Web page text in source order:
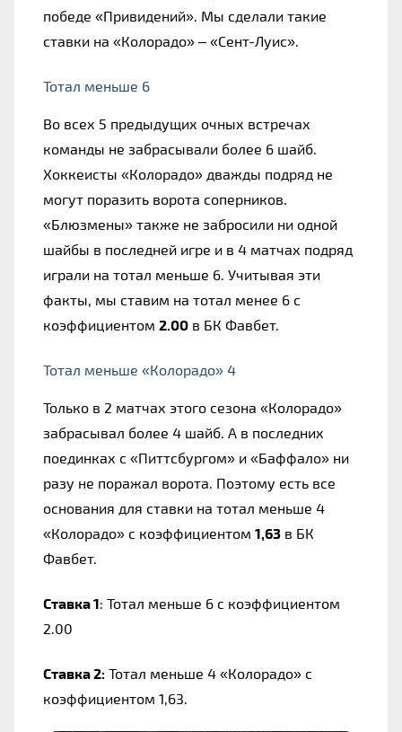
победе «Привидений». Мы сделали такие
ставки на «Колорадо» – «Сент-Луис».
Тотал меньше 6
Во всех 5 предыдущих очных встречах
команды не забрасывали более 6 шайб.
Хоккеисты «Колорадо» дважды подряд не
могут поразить ворота соперников.
«Блюзмены» также не забросили ни одной
шайбы в последней игре и в 4 матчах подряд
играли на тотал меньше 6. Учитывая эти
факты, мы ставим на тотал менее 6 с
коэффициентом 2.00 в БК Фавбет.
Тотал меньше «Колорадо» 4
Только в 2 матчах этого сезона «Колорадо»
забрасывал более 4 шайб. А в последних
поединках с «Питтсбургом» и «Баффало» ни
разу не поражал ворота. Поэтому есть все
основания для ставки на тотал меньше 4
«Колорадо» с коэффициентом 1,63 в БК
Фавбет.
Ставка 1: Тотал меньше 6 с коэффициентом
2.00
Ставка 2: Тотал меньше 4 «Колорадо» с
коэффициентом 1,63.